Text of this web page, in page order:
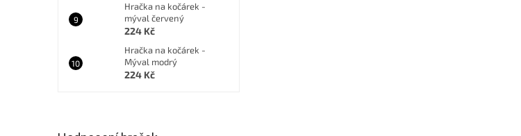
Hračka na kočárek -
mýval červený
224 Kč
Hračka na kočárek -
Mýval modrý
224 Kč